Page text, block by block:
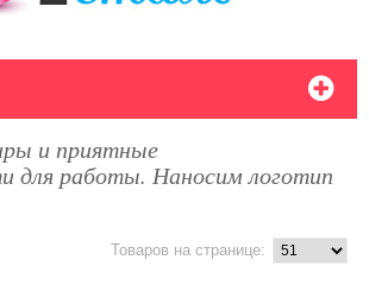
и приятные
для работы. Наносим логотип
Товаров на странице: